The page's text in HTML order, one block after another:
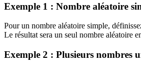
Exemple 1 : Nombre aléatoire
Pour un nombre aléatoire simple,
Le résultat sera un seul nombre aléatoire
Exemple 2 : Plusieurs nombres